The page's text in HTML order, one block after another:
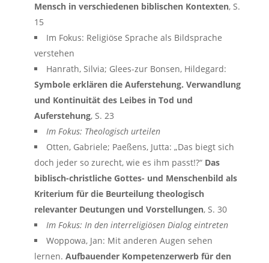
Mensch in verschiedenen biblischen Kontexten, S.
15
Im Fokus: Religiöse Sprache als Bildsprache
verstehen
Hanrath, Silvia; Glees-zur Bonsen, Hildegard:
Symbole erklären die Auferstehung. Verwandlung
und Kontinuität des Leibes in Tod und
Auferstehung, S. 23
Im Fokus: Theologisch urteilen
Otten, Gabriele; Paeßens, Jutta: „Das biegt sich
doch jeder so zurecht, wie es ihm passt!?“ Das
biblisch-christliche Gottes- und Menschenbild als
Kriterium für die Beurteilung theologisch
relevanter Deutungen und Vorstellungen, S. 30
Im Fokus: In den interreligiösen Dialog eintreten
Woppowa, Jan: Mit anderen Augen sehen
lernen. Aufbauender Kompetenzerwerb für den